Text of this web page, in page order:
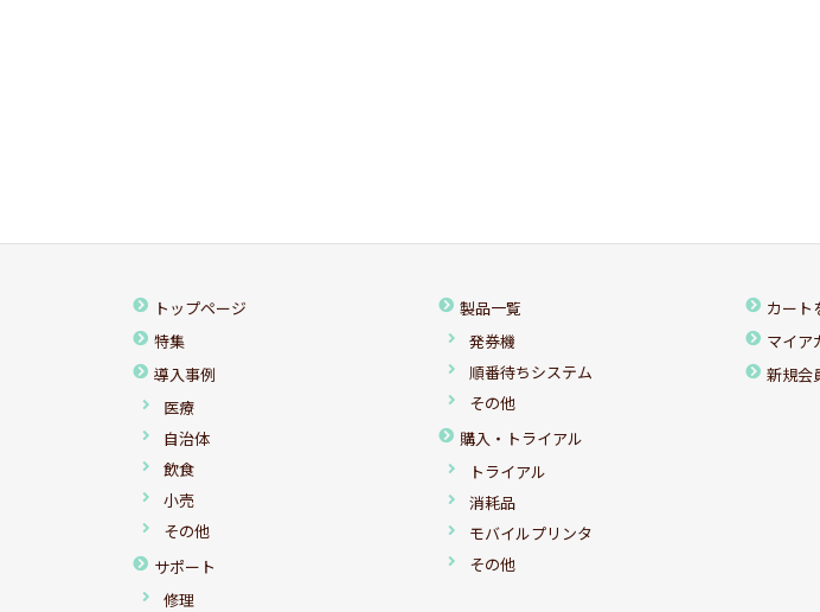
トップページ
特集
導入事例
医療
自治体
飲食
小売
その他
サポート
修理
製品一覧
発券機
順番待ちシステム
その他
購入・トライアル
トライアル
消耗品
モバイルプリンタ
その他
カート
マイア
新規会